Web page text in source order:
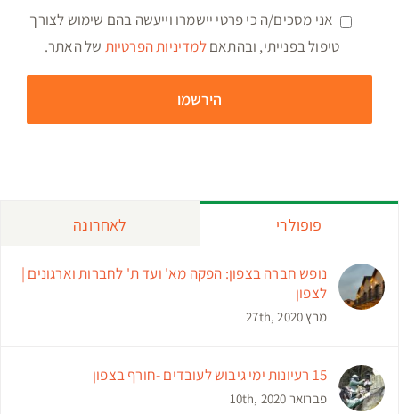
אני מסכים/ה כי פרטי יישמרו וייעשה בהם שימוש לצורך
טיפול בפנייתי, ובהתאםלמדיניות הפרטיות של האתר.
פופולרי לאחרונה
נופש חברה בצפון: הפקה מא' ועד ת' לחברות וארגונים |
לצפון
מרץ 27th, 2020
15 רעיונות ימי גיבוש לעובדים -חורף בצפון
פברואר 10th, 2020